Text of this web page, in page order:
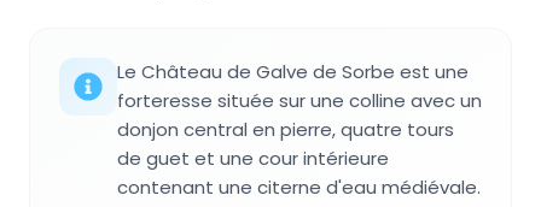
Le Château de Galve de Sorbe est une
forteresse située sur une colline avec un
donjon central en pierre, quatre tours
de guet et une cour intérieure
contenant une citerne d'eau médiévale.